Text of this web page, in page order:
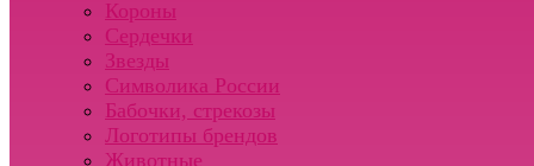
Короны
Сердечки
Звезды
Символика России
Бабочки, стрекозы
Логотипы брендов
Животные